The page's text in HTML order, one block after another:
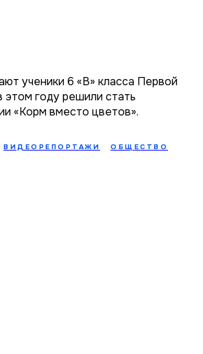
ученики 6 «В» класса Первой
этом году решили стать
«Корм вместо цветов».
ВИДЕОРЕПОРТАЖИ ОБЩЕСТВО